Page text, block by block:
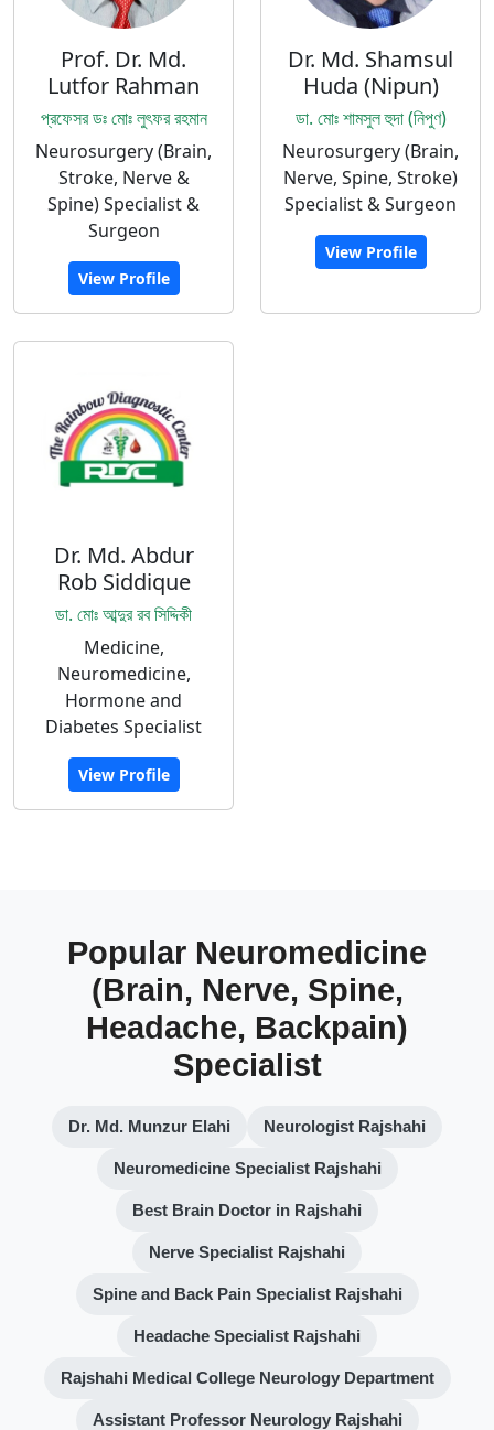
Prof. Dr. Md.
Lutfor Rahman
প্রফেসর ডঃ মোঃ লুৎফর রহমান
Neurosurgery (Brain,
Stroke, Nerve &
Spine) Specialist &
Surgeon
View Profile
Dr. Md. Shamsul
Huda (Nipun)
ডা. মোঃ শামসুল হুদা (নিপুণ)
Neurosurgery (Brain,
Nerve, Spine, Stroke)
Specialist & Surgeon
View Profile
Dr. Md. Abdur
Rob Siddique
ডা. মোঃ আব্দুর রব সিদ্দিকী
Medicine,
Neuromedicine,
Hormone and
Diabetes Specialist
View Profile
Popular Neuromedicine
(Brain, Nerve, Spine,
Headache, Backpain)
Specialist
Dr. Md. Munzur Elahi Neurologist Rajshahi
Neuromedicine Specialist Rajshahi
Best Brain Doctor in Rajshahi
Nerve Specialist Rajshahi
Spine and Back Pain Specialist Rajshahi
Headache Specialist Rajshahi
Rajshahi Medical College Neurology Department
Assistant Professor Neurology Rajshahi